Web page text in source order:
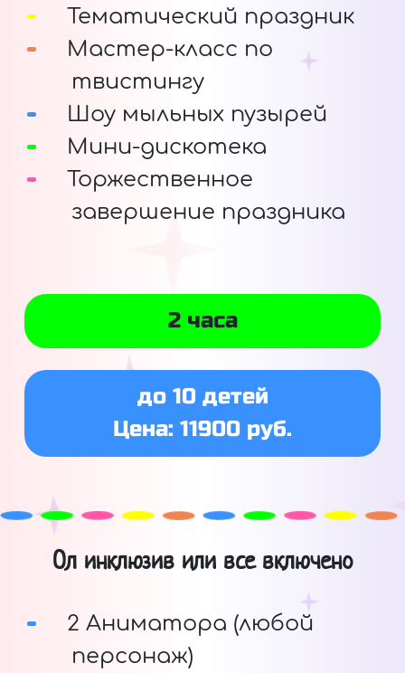
Тематический праздник
Мастер-класс по
твистингу
Шоу мыльных пузырей
Мини-дискотека
Торжественное
завершение праздника
2 часа
до 10 детей
Цена: 11900 руб.
Ол инклюзив или все включено
2 Аниматора (любой
персонаж)